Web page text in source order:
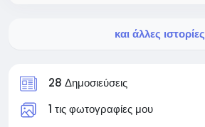
και άλλες ιστορίες
28 Δημοσιεύσεις
1 τις φωτογραφίες μου